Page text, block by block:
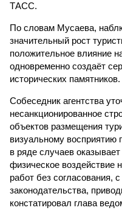
ТАСС.
По словам Мусаева,
значительный рост
положительное влияние
одновременно создаёт
исторических памятников.
Собеседник агентства
несанкционированное
объектов размещения
визуальному восприятию
в ряде случаев
физическое воздействие
работ без согласования,
законодательства,
констатировал глава